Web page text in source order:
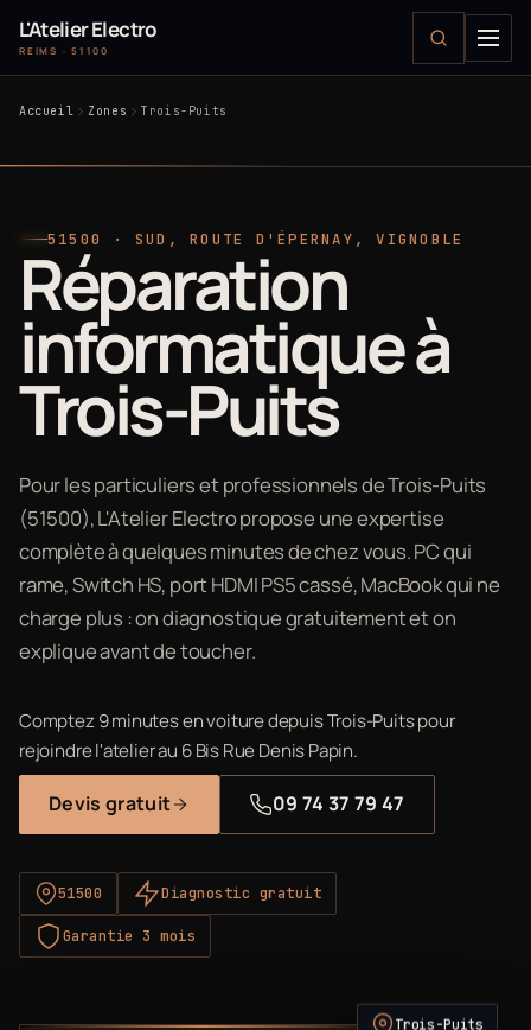
L'Atelier Electro
REIMS · 51100
Accueil Zones Trois-Puits
51500 · SUD, ROUTE D'ÉPERNAY, VIGNOBLE
Réparation
informatique à
Trois-Puits
Pour les particuliers et professionnels de Trois-Puits
(51500), L'Atelier Electro propose une expertise
complète à quelques minutes de chez vous. PC qui
rame, Switch HS, port HDMI PS5 cassé, MacBook qui ne
charge plus : on diagnostique gratuitement et on
explique avant de toucher.
Comptez 9 minutes en voiture depuis Trois-Puits pour
rejoindre l'atelier au 6 Bis Rue Denis Papin.
Devis gratuit 09 74 37 79 47
51500 Diagnostic gratuit
Garantie 3 mois
Trois-Puits